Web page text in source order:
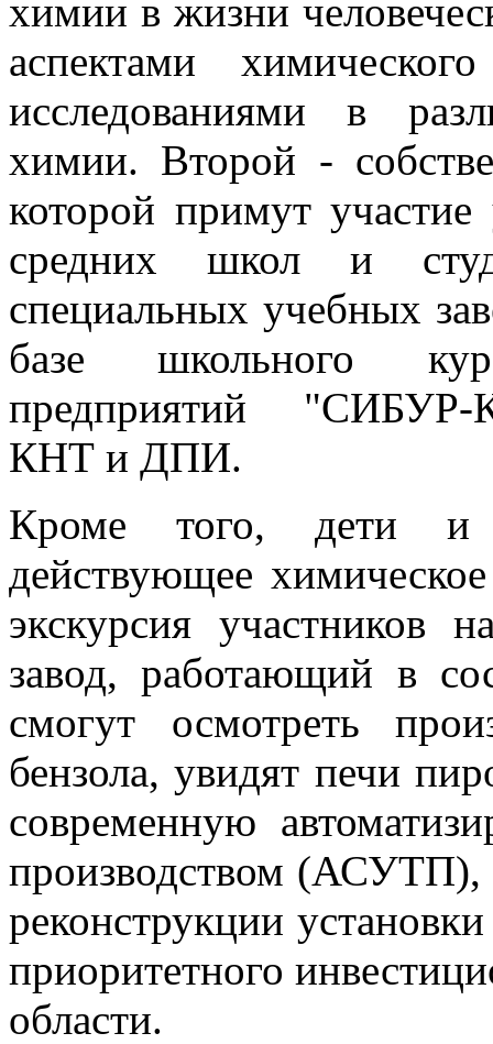
химии в жизни
аспектами
исследованиями в
химии. Второй -
которой примут
средних школ и
специальных учебных
базе школьного
предприятий "СИБУР-
КНТ и ДПИ.
Кроме того, дети и
действующее
экскурсия участников
завод, работающий в
смогут осмотреть
бензола, увидят печи
современную
производством (АСУТП),
реконструкции
приоритетного
области.